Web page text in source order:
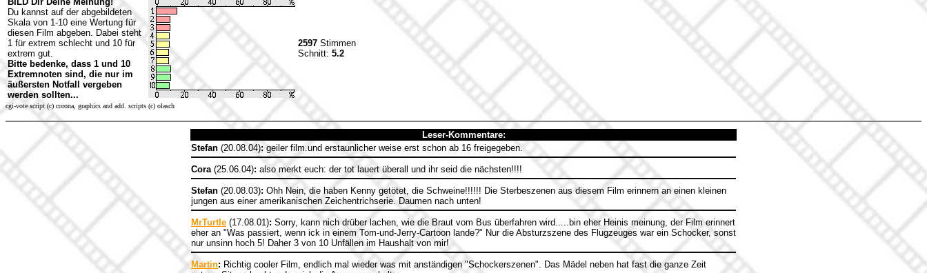
Du kannst auf der abgebildeten
Skala von 1-10 eine Wertung für
diesen Film abgeben. Dabei steht
1 für extrem schlecht und 10 für
extrem gut.
Bitte bedenke, dass 1 und 10
Extremnoten sind, die nur im
äußersten Notfall vergeben
werden sollten...
2597 Stimmen
Schnitt: 5.2
cgi-vote script (c) corona, graphics and add. scripts (c) olasch
Leser-Kommentare:
Stefan (20.08.04): geiler film.und erstaunlicher weise erst schon ab 16 freigegeben.
Cora(25.06.04): also merkt euch: der tot lauert überall und ihr seid die nächsten!!!!
Stefan (20.08.03): Ohh Nein, die haben Kenny getötet, die Schweine!!!!!! Die Sterbeszenen aus diesem Film erinnern an einen kleinen
jungen aus einer amerikanischen Zeichentrichserie. Daumen nach unten!
MrTurtle (17.08.01): Sorry, kann nich drüber lachen, wie die Braut vom Bus überfahren wird.....bin eher Heinis meinung, der Film erinnert
eher an "Was passiert, wenn ick in einem Tom-und-Jerry-Cartoon lande?" Nur die Absturzszene des Flugzeuges war ein Schocker, sonst
nur unsinn hoch 5! Daher 3 von 10 Unfällen im Haushalt von mir!
Martin: Richtig cooler Film, endlich mal wieder was mit anständigen "Schockerszenen". Das Mädel neben hat fast die ganze Zeit